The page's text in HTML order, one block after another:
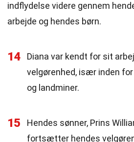
indflydelse videre gennem
arbejde og hendes børn.
14
Diana var kendt for sit
velgørenhed, især inden
og landminer.
15
Hendes sønner, Prins
fortsætter hendes